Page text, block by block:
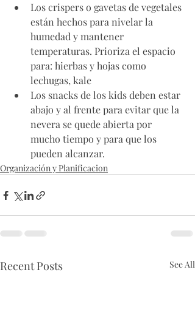
Los crispers o gavetas de vegetales
están hechos para nivelar la
humedad y mantener
temperaturas. Prioriza el espacio
para: hierbas y hojas como
lechugas, kale
Los snacks de los kids deben estar
abajo y al frente para evitar que la
nevera se quede abierta por
mucho tiempo y para que los
pueden alcanzar.
Organización y Planificacion
Recent Posts See All